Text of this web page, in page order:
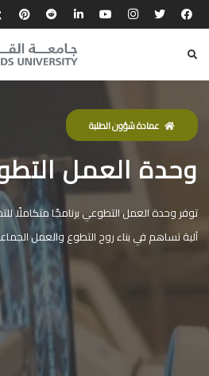
عمادة شؤون الطلبة
وحدة العمل
توفر وحدة العمل التطوعي برنامجًا متكاملًا
آلية تساهم في بناء روح التطوع والعمل